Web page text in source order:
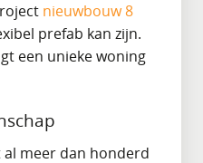
nieuwbouw 8
prefab kan zijn.
een unieke woning
al meer dan honderd